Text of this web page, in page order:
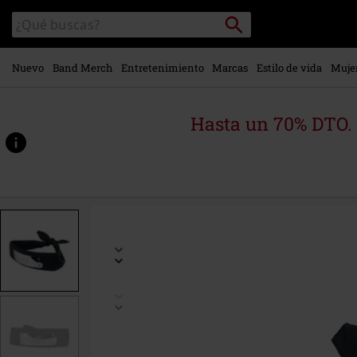
contenido
principal
Buscar
en
el
catálogo
Buscar
Nuevo Band Merch Entretenimiento Marcas Estilo de vida
Hasta un 70%
www.emp-
p/shippuden-
474534St.html